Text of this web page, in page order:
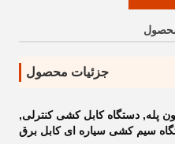
جزئیات محصول
پله, دستگاه کابل کشی کنترلی,
سیم کشی سیاره ای کابل برق